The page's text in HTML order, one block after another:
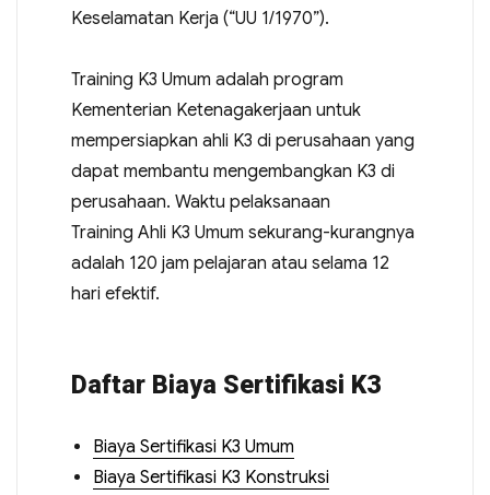
Keselamatan Kerja (“UU 1/1970”).
Training K3 Umum adalah program
Kementerian Ketenagakerjaan untuk
mempersiapkan ahli K3 di perusahaan yang
dapat membantu mengembangkan K3 di
perusahaan. Waktu pelaksanaan
Training Ahli K3 Umum sekurang-kurangnya
adalah 120 jam pelajaran atau selama 12
hari efektif.
Daftar Biaya Sertifikasi K3
Biaya Sertifikasi K3 Umum
Biaya Sertifikasi K3 Konstruksi